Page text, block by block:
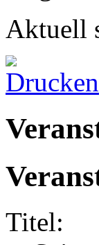
Aktuell
Titel: